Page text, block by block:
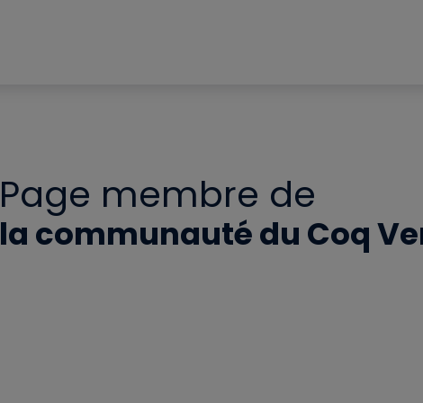
Page membre de
la communauté du Coq